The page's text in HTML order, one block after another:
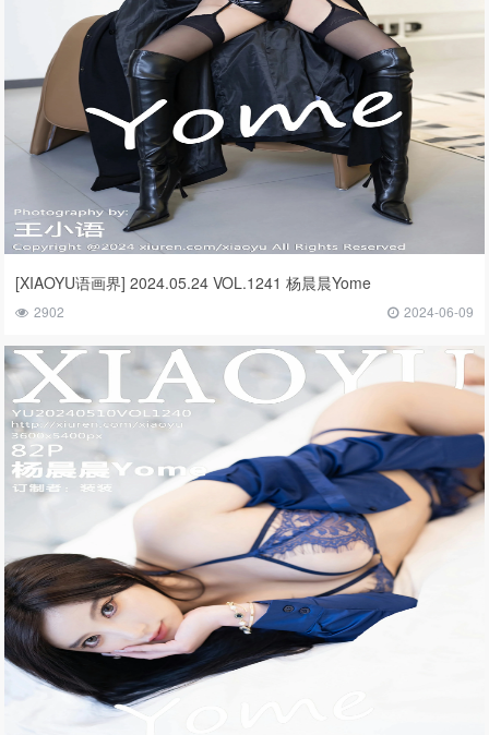
[XIAOYU语画界] 2024.05.24 VOL.1241 杨晨晨Yome
2902 2024-06-09